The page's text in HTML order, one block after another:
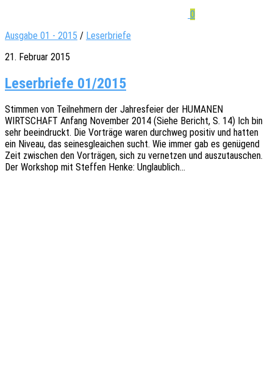
0
Ausgabe 01 - 2015 / Leserbriefe
21. Februar 2015
Leserbriefe 01/2015
Stim­men von Teil­neh­mern der Jahres­fei­er der HUMANEN
WIRTSCHAFT Anfang Novem­ber 2014 (Siehe Bericht, S. 14) Ich bin
sehr beein­druckt. Die Vorträ­ge waren durch­weg posi­tiv und hatten
ein Niveau, das seines­gle­ai­chen sucht. Wie immer gab es genü­gend
Zeit zwischen den Vorträ­gen, sich zu vernet­zen und auszu­tau­schen.
Der Work­shop mit Stef­fen Henke: Unglaublich…